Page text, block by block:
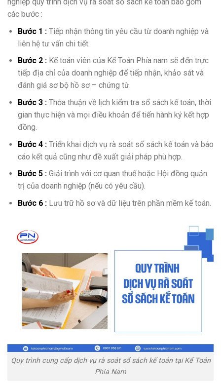
các bước :
Bước 1 :Tiếp nhận thông tin yêu cầu từ doanh nghiệp và
liên hệ tư vấn chi tiết.
Bước 2 :Kế toán viên của Kế Toán Phía nam sẽ đến trực
tiếp địa chỉ của doanh nghiệp để tiếp nhận, khảo sát và
đánh giá sơ bộ hồ sơ – chứng từ.
Bước 3 : Thỏa thuận về lịch kiểm tra sổ sách kế toán, thời
gian thực hiện và mọi điều khoản để tiến hành ký kết hợp
đồng.
Bước 4 :Triển khai dịch vụ rà soát sổ sách kế toán và báo
cáo kết quả cũng như đề xuất giải pháp phù hợp.
Bước 5 :Giải trình với cơ quan thuế hoặc Hội đồng quản
trị của doanh nghiệp (nếu có yêu cầu).
Bước 6 : Lưu trữ hồ sơ và dữ liệu trên phần mềm kế toán.
Quy trình cung cấp dịch vụ rà soát sổ sách kế toán tại Kế Toán
Phía Nam